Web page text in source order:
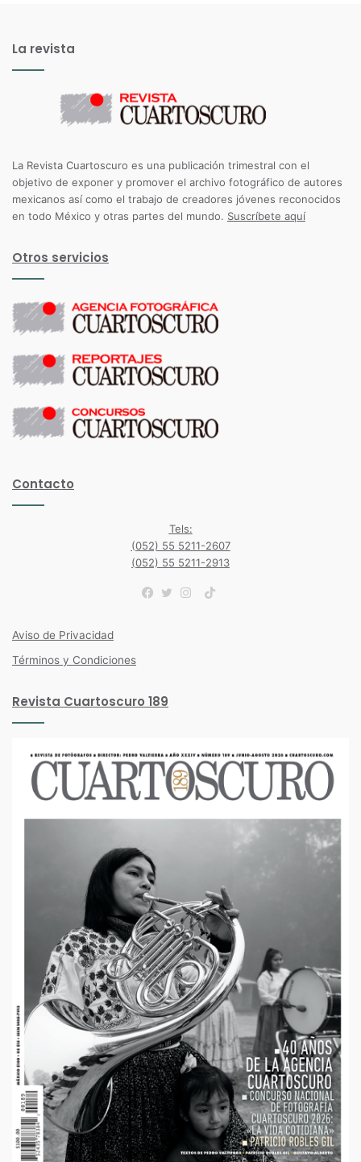
La revista
La Revista Cuartoscuro es una publicación trimestral con el
objetivo de exponer y promover el archivo fotográfico de autores
mexicanos así como el trabajo de creadores jóvenes reconocidos
en todo México y otras partes del mundo. Suscríbete aquí
Otros servicios
Contacto
Tels:
(052) 55 5211-2607
(052) 55 5211-2913
TikTok
Aviso de Privacidad
Términos y Condiciones
Revista Cuartoscuro 189